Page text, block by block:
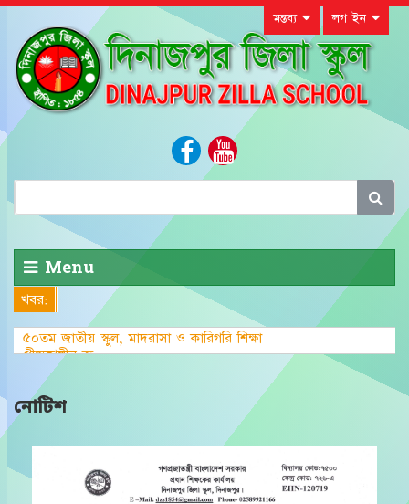
মন্তব্য লগ ইন
Menu
খবর:
৫০তম জাতীয় স্কুল, মাদরাসা ও কারিগরি শিক্ষা
গ্রীষ্মকালীন ক্রীড়া প্রতিযোগিত
নোটিশ